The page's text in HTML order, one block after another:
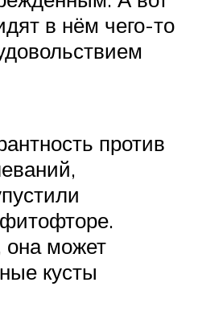
в нём чего-то
против
она может
кусты